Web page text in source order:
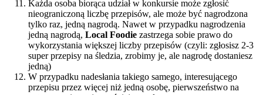
Każda osoba biorąca udział w konkursie może zgłosić
nieograniczoną liczbę przepisów, ale może być nagrodzona
tylko raz, jedną nagrodą. Nawet w przypadku nagrodzenia
jedną nagrodą, Local Foodie zastrzega sobie prawo do
wykorzystania większej liczby przepisów (czyli: zgłosisz 2-3
super przepisy na śledzia, zrobimy je, ale nagrodę dostaniesz
jedną)
W przypadku nadesłania takiego samego, interesującego
przepisu przez więcej niż jedną osobę, pierwszeństwo na